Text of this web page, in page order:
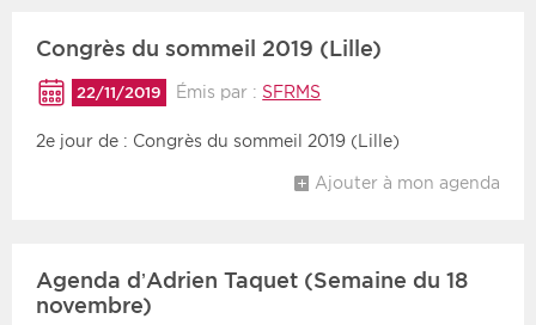
Congrès du sommeil 2019 (Lille)
22/11/2019 Émis par : SFRMS
2e jour de : Congrès du sommeil 2019 (Lille)
Ajouter à mon agenda
Agenda d’Adrien Taquet (Semaine du 18
novembre)